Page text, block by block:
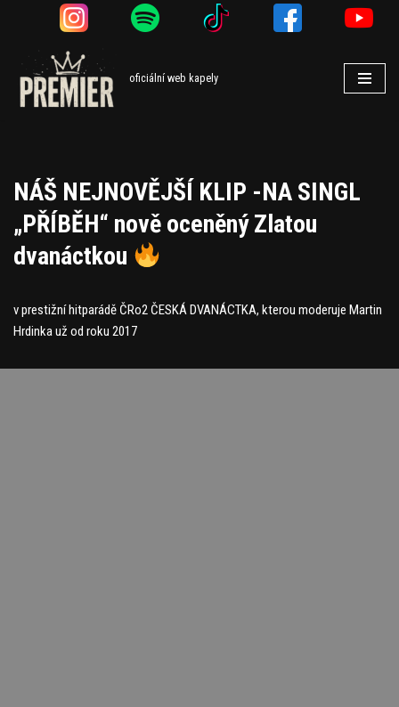
obsah
oficiální web kapely
NÁŠ NEJNOVĚJŠÍ KLIP -NA SINGL
„PŘÍBĚH“ nově oceněný Zlatou
dvanáctkou
v prestižní hitparádě ČRo2 ČESKÁ DVANÁCTKA, kterou moderuje Martin
Hrdinka už od roku 2017